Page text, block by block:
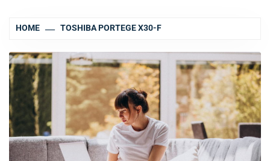
HOME TOSHIBA PORTEGE X30-F